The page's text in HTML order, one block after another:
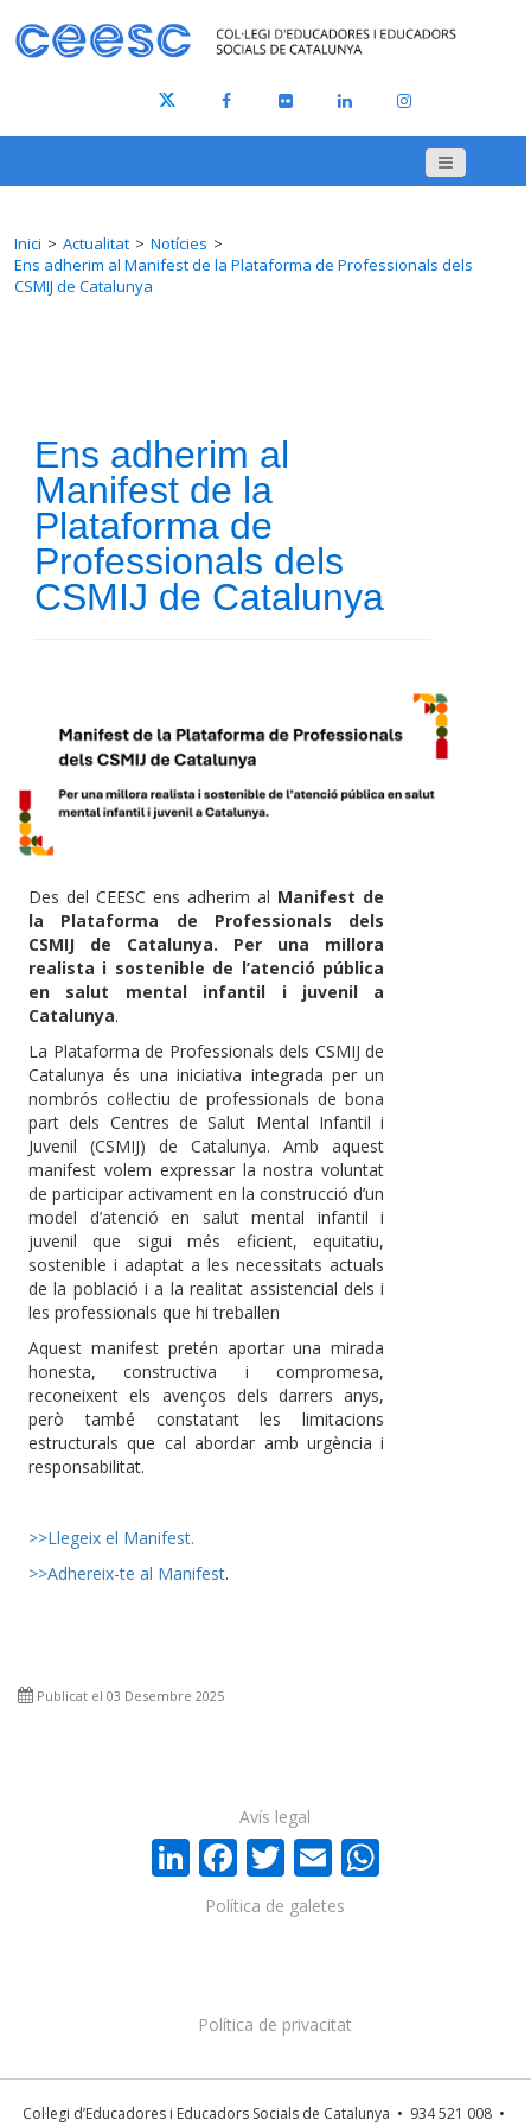
Inici Actualitat
Notícies
Ens adherim al Manifest de la Plataforma de Professionals dels
CSMIJ de Catalunya
Ens adherim al
Manifest de la
Plataforma de
Professionals dels
CSMIJ de Catalunya
Des del CEESC ens adherim al Manifest de
la Plataforma de Professionals dels
CSMIJ de Catalunya. Per una millora
realista i sostenible de l’atenció pública
en salut mental infantil i juvenil a
Catalunya.
La Plataforma de Professionals dels CSMIJ de
Catalunya és una iniciativa integrada per un
nombrós coŀlectiu de professionals de bona
part dels Centres de Salut Mental Infantil i
Juvenil (CSMIJ) de Catalunya. Amb aquest
manifest volem expressar la nostra voluntat
de participar activament en la construcció d’un
model d’atenció en salut mental infantil i
juvenil que sigui més eficient, equitatiu,
sostenible i adaptat a les necessitats actuals
de la població i a la realitat assistencial dels i
les professionals que hi treballen
Aquest manifest pretén aportar una mirada
honesta, constructiva i compromesa,
reconeixent els avenços dels darrers anys,
però també constatant les limitacions
estructurals que cal abordar amb urgència i
responsabilitat.
>>Llegeix el Manifest.
>>Adhereix-te al Manifest.
Publicat el 03 Desembre 2025
LinkedIn
Facebook
Twitter
Email
Col·legi d’Educadores i Educadors Socials de Catalunya • 934 521 008 •
Política de privacitat
Política de galetes
Avís legal